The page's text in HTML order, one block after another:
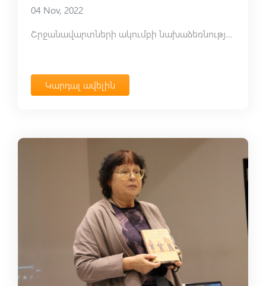
04 Nov, 2022
Շրջանավարտների ակումբի նախաձեռնությամբ անցկացվեց «Ի՞նչ, որտե՞ղ, ե՞րբ» խաղը
Կարդալ ավելին